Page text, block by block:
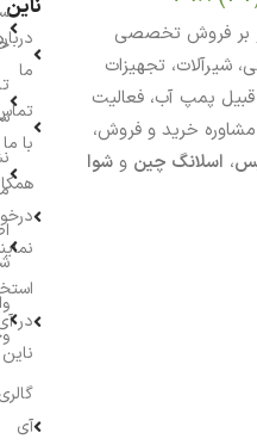
۱۳۹۳ با تمرکز بر فروش تخصصی
شیرآلات، تجهیزات
پمپ آب، فعالیت
خرید و فروش،
، اسلانگ چین و شوا
ناین
ما
با ما
در
ناین
آی